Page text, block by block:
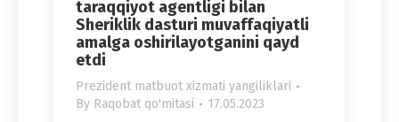
taraqqiyot agentligi bilan
Sheriklik dasturi muvaffaqiyatli
amalga oshirilayotganini qayd
etdi
Prezident matbuot xizmati yangiliklari
By Raqobat qo'mitasi 17.05.2023